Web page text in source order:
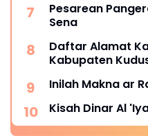
Pesarean
Sena
Daftar Alamat
Kabupaten
Inilah Makna ar
Kisah Dinar Al